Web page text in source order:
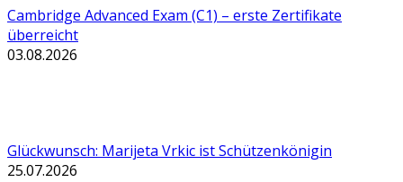
Cambridge Advanced Exam (C1) – erste Zertifikate
überreicht
03.08.2026
Glückwunsch: Marijeta Vrkic ist Schützenkönigin
25.07.2026